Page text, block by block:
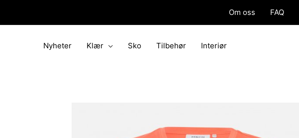
Om oss FAQ
Nyheter Klær Sko Tilbehør Interiør